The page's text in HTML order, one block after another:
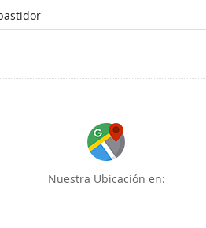
Nuestra Ubicación en: